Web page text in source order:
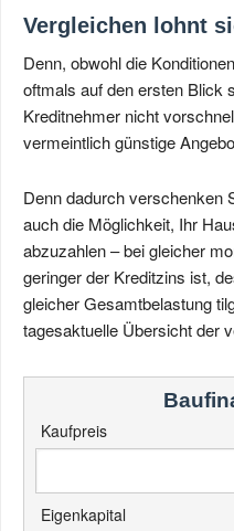
Vergleichen lohnt
Denn, obwohl die
oftmals auf den ersten Blick
Kreditnehmer nicht
vermeintlich günstige
Denn dadurch verschenken
auch die Möglichkeit, Ihr
abzuzahlen – bei gleicher
geringer der Kreditzins ist,
gleicher Gesamtbelastung
tagesaktuelle Übersicht der
Kaufpreis
Eigenkapital